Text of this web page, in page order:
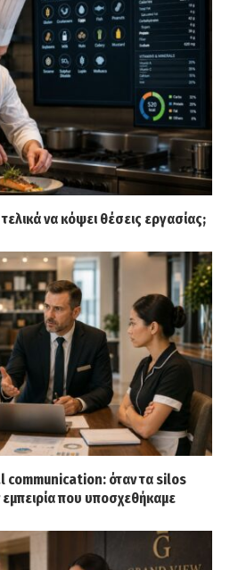
να κόψει θέσεις εργασίας;
όταν τα silos
που υποσχεθήκαμε